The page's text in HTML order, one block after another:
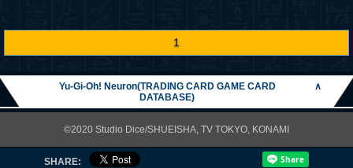
1
Yu-Gi-Oh! Neuron(TRADING CARD GAME CARD
DATABASE)
∧
©2020 Studio Dice/SHUEISHA, TV TOKYO, KONAMI
SHARE: